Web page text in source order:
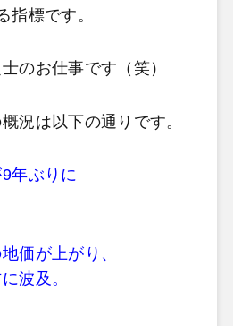
指標です。
のお仕事です（笑）
況は以下の通りです。
9年ぶりに
価が上がり、
波及。